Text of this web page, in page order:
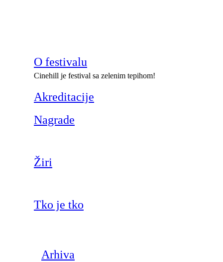
O festivalu
Cinehill je festival sa zelenim tepihom!
Akreditacije
Nagrade
Žiri
Tko je tko
Arhiva